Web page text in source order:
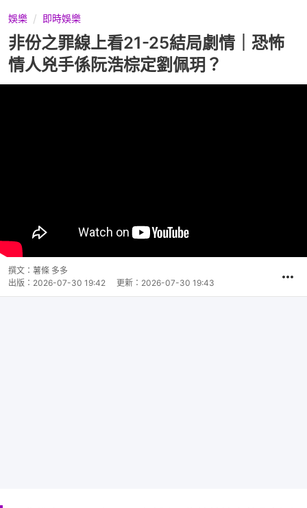
娛樂 即時娛樂
非份之罪線上看21-25結局劇情｜恐怖
情人兇手係阮浩棕定劉佩玥？
撰文： 薯條 多多
出版： 2026-07-30 19:42 更新： 2026-07-30 19:43